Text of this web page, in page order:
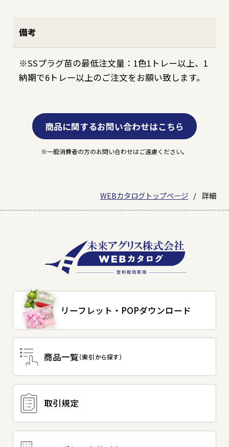
備考
※SSプラグ苗の最低注文量：1色1トレー以上、1
納期で6トレー以上のご注文をお願い致します。
商品に関するお問い合わせはこちら
一般消費者の方のお問い合わせはご遠慮ください。
WEBカタログトップページ 詳細
リーフレット・ POPダウンロード
商品一覧（索引から探す）
取引規定